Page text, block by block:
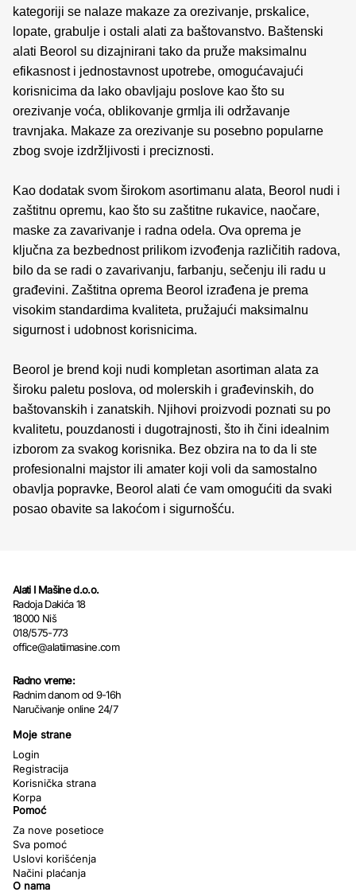
kategoriji se nalaze makaze za orezivanje, prskalice,
lopate, grabulje i ostali alati za baštovanstvo. Baštenski
alati Beorol su dizajnirani tako da pruže maksimalnu
efikasnost i jednostavnost upotrebe, omogućavajući
korisnicima da lako obavljaju poslove kao što su
orezivanje voća, oblikovanje grmlja ili održavanje
travnjaka. Makaze za orezivanje su posebno popularne
zbog svoje izdržljivosti i preciznosti.
Kao dodatak svom širokom asortimanu alata, Beorol nudi i
zaštitnu opremu, kao što su zaštitne rukavice, naočare,
maske za zavarivanje i radna odela. Ova oprema je
ključna za bezbednost prilikom izvođenja različitih radova,
bilo da se radi o zavarivanju, farbanju, sečenju ili radu u
građevini. Zaštitna oprema Beorol izrađena je prema
visokim standardima kvaliteta, pružajući maksimalnu
sigurnost i udobnost korisnicima.
Beorol je brend koji nudi kompletan asortiman alata za
široku paletu poslova, od molerskih i građevinskih, do
baštovanskih i zanatskih. Njihovi proizvodi poznati su po
kvalitetu, pouzdanosti i dugotrajnosti, što ih čini idealnim
izborom za svakog korisnika. Bez obzira na to da li ste
profesionalni majstor ili amater koji voli da samostalno
obavlja popravke, Beorol alati će vam omogućiti da svaki
posao obavite sa lakoćom i sigurnošću.
Alati I Mašine d.o.o.
Radoja Dakića 18
18000 Niš
018/575-773
office@alatiimasine.com
Radno vreme:
Radnim danom od 9-16h
Naručivanje online 24/7
Moje strane
Login
Registracija
Korisnička strana
Korpa
Pomoć
Za nove posetioce
Sva pomoć
Uslovi korišćenja
Načini plaćanja
O nama